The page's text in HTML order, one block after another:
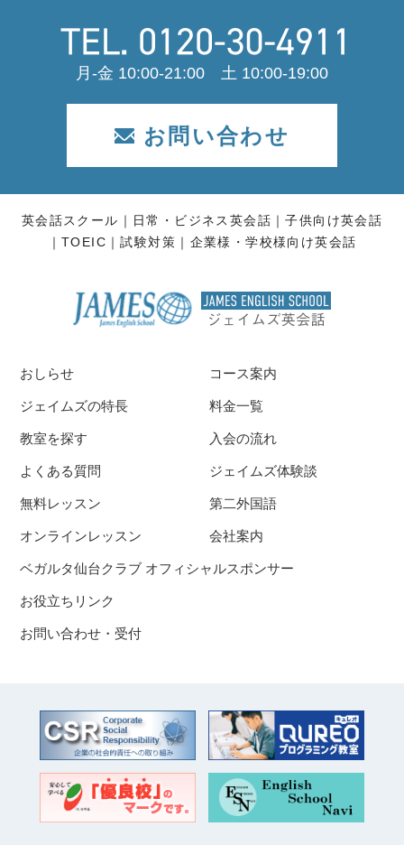
月-金 10:00-21:00 土 10:00-19:00
お問い合わせ
英会話スクール 日常・ビジネス英会話
子供向け英会話
TOEIC
試験対策 企業様・学校様向け英会話
おしらせ
ジェイムズの特長
教室を探す
コース案内
料金一覧
入会の流れ
よくある質問
無料レッスン
オンラインレッスン
ジェイムズ体験談
第二外国語
会社案内
ベガルタ仙台クラブ オフィシャルスポンサー
お役立ちリンク
お問い合わせ・受付